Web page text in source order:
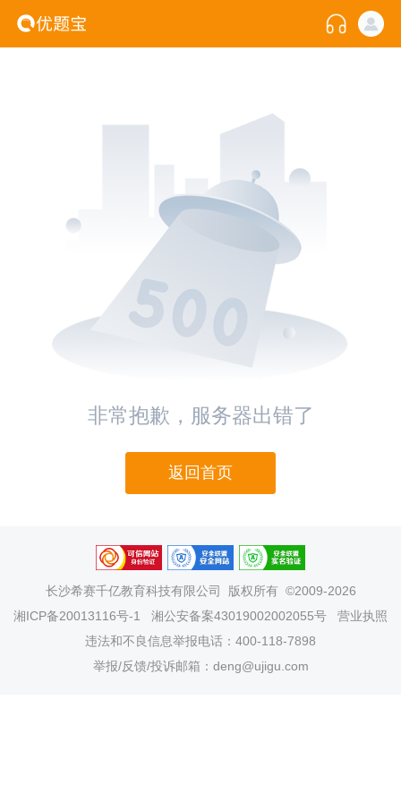
非常抱歉，服务器出错了
返回首页
长沙希赛千亿教育科技有限公司
版权所有 ©2009-2026
湘ICP备20013116号-1
湘公安备案43019002002055号
营业执照
违法和不良信息举报电话：400-118-7898
举报/反馈/投诉邮箱：deng@ujigu.com